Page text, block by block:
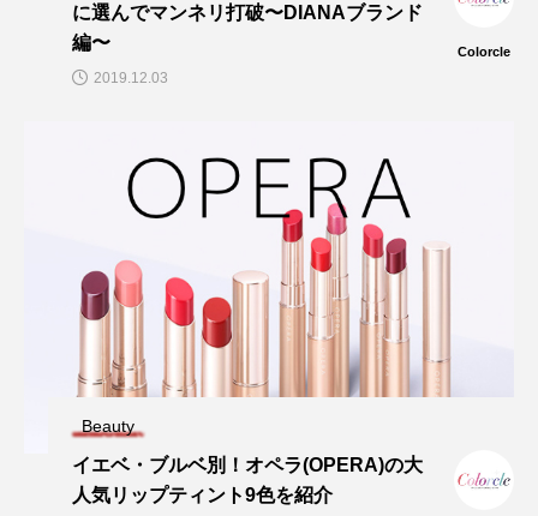
に選んでマンネリ打破〜DIANAブランド
編〜
Colorcle
2019.12.03
Beauty
イエベ・ブルベ別！オペラ(OPERA)の大
人気リップティント9色を紹介